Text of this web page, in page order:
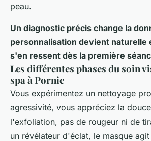
peau.
Un diagnostic précis change la
personnalisation devient naturelle
s'en ressent dès la première
Les différentes phases du soin
spa à Pornic
Vous expérimentez un nettoyage
agressivité, vous appréciez la
l'exfoliation, pas de rougeur ni de
un révélateur d'éclat, le masque